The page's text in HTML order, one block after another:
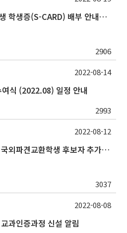
2022학년도 2학기 신입생 학생증(S-CARD) 배부 안내→출입등록:행정실211호
2906
식 (2022.08) 일정 안내
2993
2022-08-14
2023학년도 1학기 본부 국외파견교환학생 후보자 추가모집 안내
3037
2022-08-12
과인증과정 신설 알림
2022-08-08